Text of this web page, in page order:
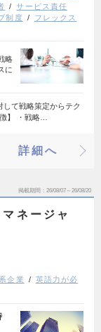
サービス責任
制度
フレックス
略
に
して戦略策定からテク
】 ・戦略…
詳細へ
掲載期間 26/08/07～26/08/20
ネージャ
企業
英語力が必